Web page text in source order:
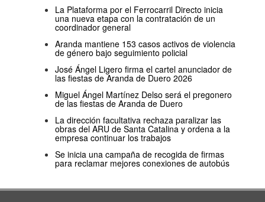
La Plataforma por el Ferrocarril Directo inicia
una nueva etapa con la contratación de un
coordinador general
Aranda mantiene 153 casos activos de violencia
de género bajo seguimiento policial
José Ángel Ligero firma el cartel anunciador de
las fiestas de Aranda de Duero 2026
Miguel Ángel Martínez Delso será el pregonero
de las fiestas de Aranda de Duero
La dirección facultativa rechaza paralizar las
obras del ARU de Santa Catalina y ordena a la
empresa continuar los trabajos
Se inicia una campaña de recogida de firmas
para reclamar mejores conexiones de autobús